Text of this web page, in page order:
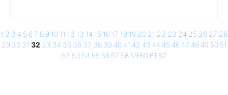
1 2 3 4 5 6 7 8 9 10 11 12 13 14 15 16 17 18 19 20 21 22 23 24 25 26 27 28
29 30 31 32 33 34 35 36 37 38 39 40 41 42 43 44 45 46 47 48 49 50 51
52 53 54 55 56 57 58 59 60 61 62